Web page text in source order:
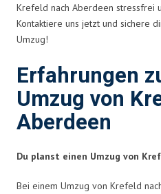
Krefeld nach Aberdeen stressfrei
Kontaktiere uns jetzt und sichere
Umzug!
Erfahrungen
Umzug von
Aberdeen
Du planst einen Umzug von
Bei einem Umzug von Krefeld